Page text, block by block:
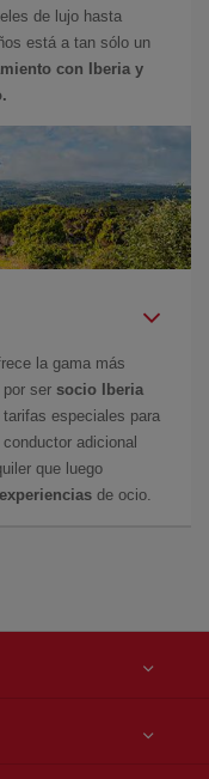
de lujo hasta
está a tan sólo un
con Iberia y
la gama más
ser socio Iberia
especiales para
adicional
que luego
de ocio.